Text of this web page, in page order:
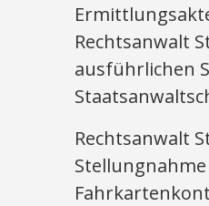
Rechtsanwalt
ausführlichen
Rechtsanwalt